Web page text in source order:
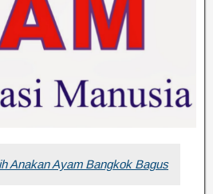
Anakan Ayam Bangkok Bagus